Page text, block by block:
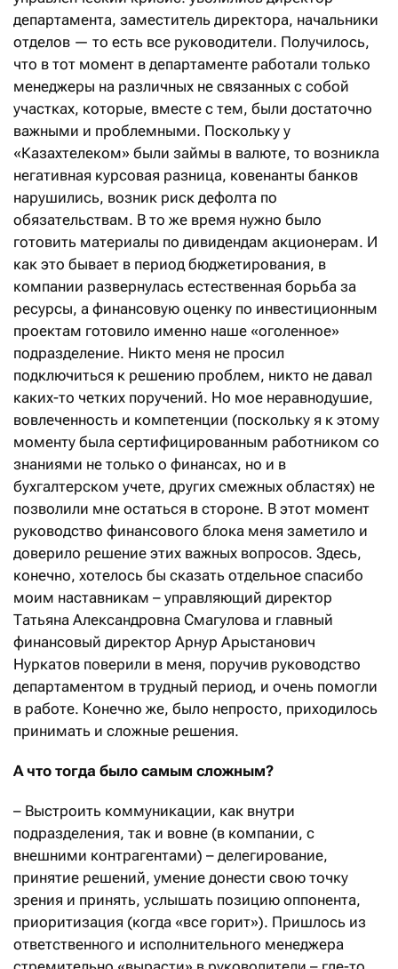
департамента, заместитель директора, начальники
отделов — то есть все руководители. Получилось,
что в тот момент в департаменте работали только
менеджеры на различных не связанных с собой
участках, которые, вместе с тем, были достаточно
важными и проблемными. Поскольку у
«Казахтелеком» были займы в валюте, то возникла
негативная курсовая разница, ковенанты банков
нарушились, возник риск дефолта по
обязательствам. В то же время нужно было
готовить материалы по дивидендам акционерам. И
как это бывает в период бюджетирования, в
компании развернулась естественная борьба за
ресурсы, а финансовую оценку по инвестиционным
проектам готовило именно наше «оголенное»
подразделение. Никто меня не просил
подключиться к решению проблем, никто не давал
каких-то четких поручений. Но мое неравнодушие,
вовлеченность и компетенции (поскольку я к этому
моменту была сертифицированным работником со
знаниями не только о финансах, но и в
бухгалтерском учете, других смежных областях) не
позволили мне остаться в стороне. В этот момент
руководство финансового блока меня заметило и
доверило решение этих важных вопросов. Здесь,
конечно, хотелось бы сказать отдельное спасибо
моим наставникам – управляющий директор
Татьяна Александровна Смагулова и главный
финансовый директор Арнур Арыстанович
Нуркатов поверили в меня, поручив руководство
департаментом в трудный период, и очень помогли
в работе. Конечно же, было непросто, приходилось
принимать и сложные решения.
А что тогда было самым сложным?
– Выстроить коммуникации, как внутри
подразделения, так и вовне (в компании, с
внешними контрагентами) – делегирование,
принятие решений, умение донести свою точку
зрения и принять, услышать позицию оппонента,
приоритизация (когда «все горит»). Пришлось из
ответственного и исполнительного менеджера